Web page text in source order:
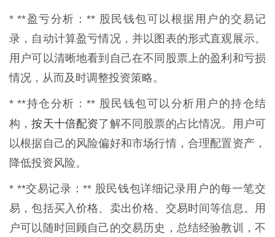
* **盈亏分析：** 股民钱包可以根据用户的交易记
录，自动计算盈亏情况，并以图表的形式直观展示。
用户可以清晰地看到自己在不同股票上的盈利和亏损
情况，从而及时调整投资策略。
* **持仓分析：** 股民钱包可以分析用户的持仓结
构，按天十倍配资了解不同股票的占比情况。用户可
以根据自己的风险偏好和市场行情，合理配置资产，
降低投资风险。
* **交易记录：** 股民钱包详细记录用户的每一笔交
易，包括买入价格、卖出价格、交易时间等信息。用
户可以随时回顾自己的交易历史，总结经验教训，不